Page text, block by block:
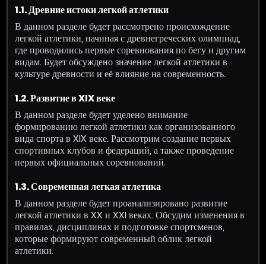
1.1. Древние истоки легкой атлетики
В данном разделе будет рассмотрено происхождение
легкой атлетики, начиная с древнегреческих олимпиад,
где проводились первые соревнования по бегу и другим
видам. Будет обсуждено значение легкой атлетики в
культуре древности и её влияние на современность.
1.2. Развитие в XIX веке
В данном разделе будет уделено внимание
формированию легкой атлетики как организованного
вида спорта в XIX веке. Рассмотрим создание первых
спортивных клубов и федераций, а также проведение
первых официальных соревнований.
1.3. Современная легкая атлетика
В данном разделе будет проанализировано развитие
легкой атлетики в XX и XXI веках. Обсудим изменения в
правилах, дисциплинах и подготовке спортсменов,
которые формируют современный облик легкой
атлетики.